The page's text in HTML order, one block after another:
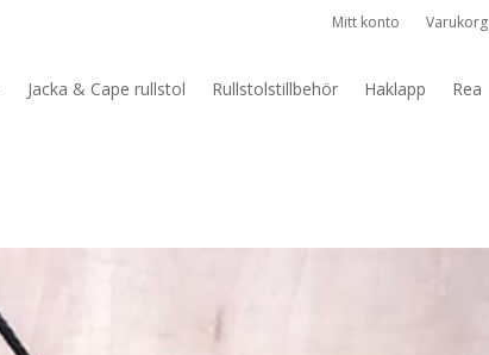
Mitt konto Varukorg
Jacka & Cape rullstol Rullstolstillbehör Haklapp Rea